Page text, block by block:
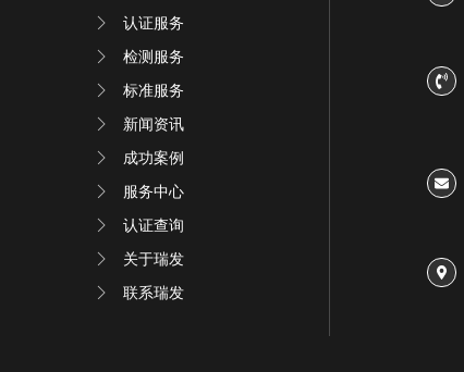
认证服务
检测服务
标准服务
新闻资讯
成功案例
服务中心
认证查询
关于瑞发
联系瑞发